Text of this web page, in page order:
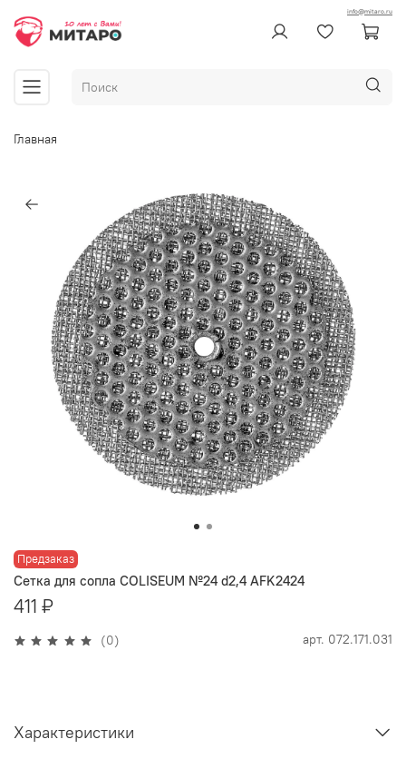
info@mitaro.ru
Главная
Предзаказ
(0) арт. 072.171.031
Сетка для сопла COLISEUM №24 d2,4 AFK2424
411 ₽
Характеристики